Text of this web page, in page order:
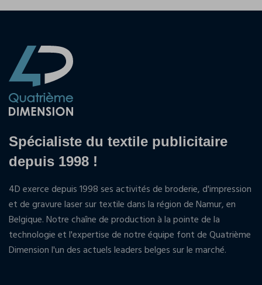
Spécialiste du textile publicitaire
depuis 1998 !
4D exerce depuis 1998 ses activités de broderie, d'impression
et de gravure laser sur textile dans la région de Namur, en
Belgique. Notre chaîne de production à la pointe de la
technologie et l'expertise de notre équipe font de Quatrième
Dimension l'un des actuels leaders belges sur le marché.